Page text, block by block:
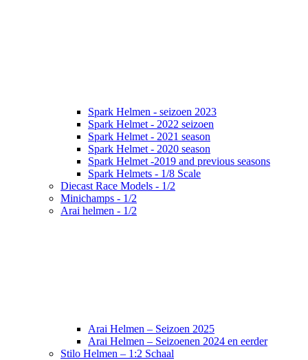
Spark Helmen - seizoen 2023
Spark Helmet - 2022 seizoen
Spark Helmet - 2021 season
Spark Helmet - 2020 season
Spark Helmet -2019 and previous seasons
Spark Helmets - 1/8 Scale
Diecast Race Models - 1/2
Minichamps - 1/2
Arai helmen - 1/2
Arai Helmen – Seizoen 2025
Arai Helmen – Seizoenen 2024 en eerder
Stilo Helmen – 1:2 Schaal